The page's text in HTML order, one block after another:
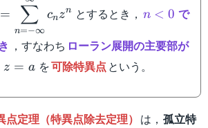
=
n=−∞
∑ cnzn とするとき， <
n < 0 で
，すなわち ローラン展開の主要部が
z=a
z = aを可除特異点 という。
定理（特異点除去定理） は， 孤立特